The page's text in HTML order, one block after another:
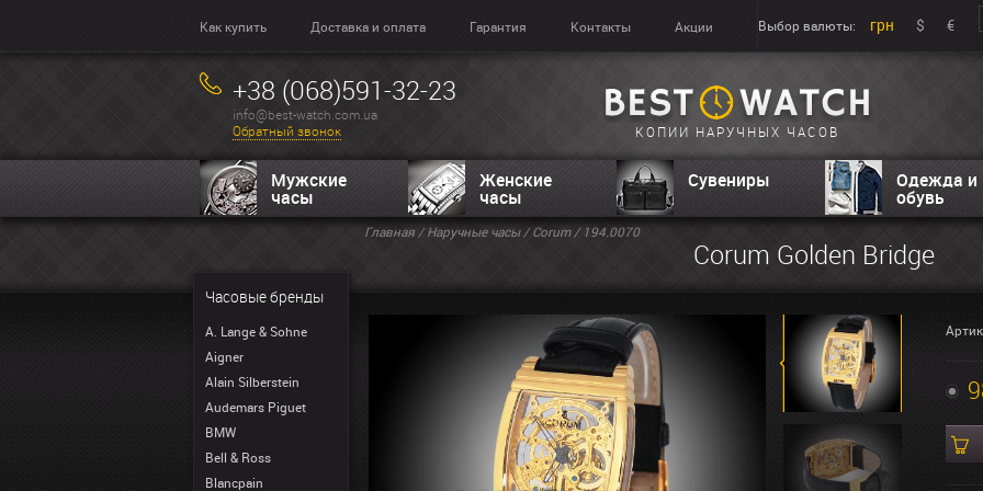
Как купить Доставка и оплата Гарантия Контакты Акции Выбор валюты: грн $ €
+38 (068)591-32-23
info@best-watch.com.ua
Обратный звонок
КОПИИ НАРУЧНЫХ ЧАСОВ
Мужские
часы
Женские
часы
Сувениры Одежда и
обувь
Часовые бренды
A. Lange & Sohne
Aigner
Alain Silberstein
Audemars Piguet
BMW
Bell & Ross
Blancpain
Главная/Наручные часы/Corum/ 194.0070
Corum Golden Bridge